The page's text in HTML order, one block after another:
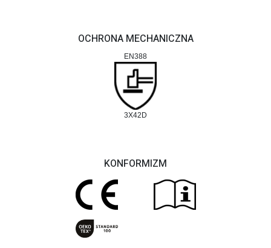
OCHRONA MECHANICZNA
EN388
3X42D
KONFORMIZM